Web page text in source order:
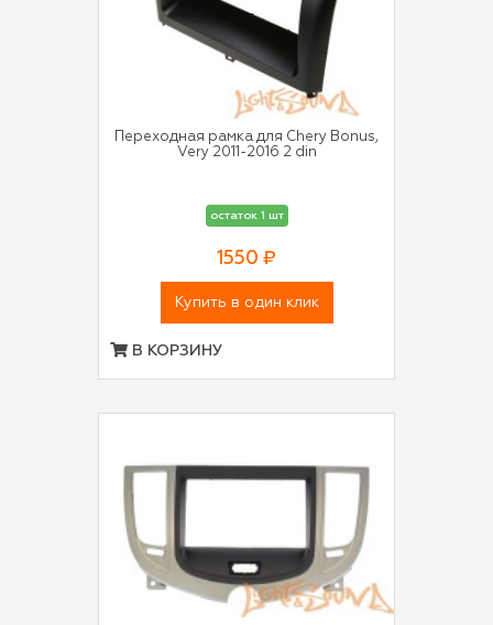
Переходная рамка для Chery Bonus,
Very 2011-2016 2 din
остаток 1 шт
1550 ₽
Купить в один клик
В КОРЗИНУ